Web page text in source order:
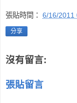
張貼時間： 6/16/2011
分享
沒有留言:
張貼留言